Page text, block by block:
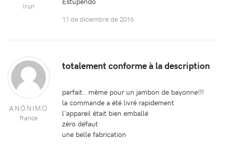
Irun
11 de diciembre de 2016
ANÓNIMO
france
totalement conforme à la description
parfait.. même pour un jambon de bayonne!!!
la commande a été livré rapidement
l'appareil était bien emballé
zéro défaut
une belle fabrication